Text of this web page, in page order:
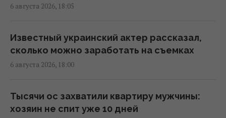
Ракет из США не хватит: эксперт объяснил
17:33 четверг, 06 августа 2026
Не Кировоград и не Елисаветград: как
17:15 четверг, 06 августа 2026
6 августа 2026, 18:05
Известный украинский актер рассказал,
сколько можно заработать на съемках
6 августа 2026, 18:00
Тысячи ос захватили квартиру мужчины:
хозяин не спит уже 10 дней